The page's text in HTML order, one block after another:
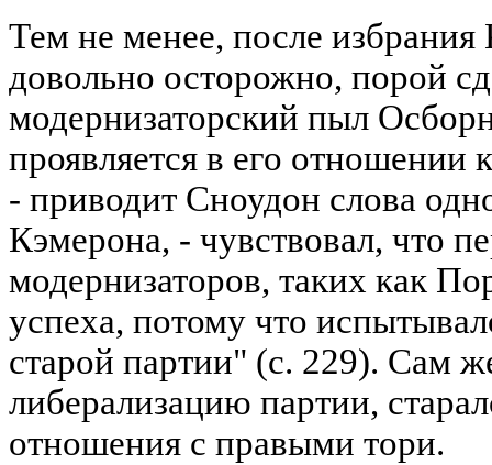
Тем не менее, после избрания
довольно осторожно, порой
модернизаторский пыл
проявляется в его
- приводит Сноудон слова
Кэмерона, - чувствовал, что
модернизаторов, таких как
успеха, потому что
старой партии" (с. 229). Сам
либерализацию партии,
отношения с правыми тори.